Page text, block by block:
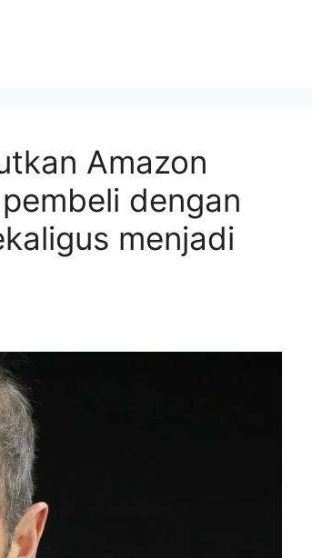
Amazon
dengan
menjadi